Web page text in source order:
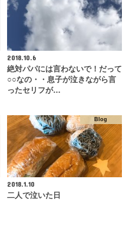
2018.10.6
絶対パパには言わないで！だって
○○なの・・息子が泣きながら言
ったセリフが…
Blog
2018.1.10
二人で泣いた日